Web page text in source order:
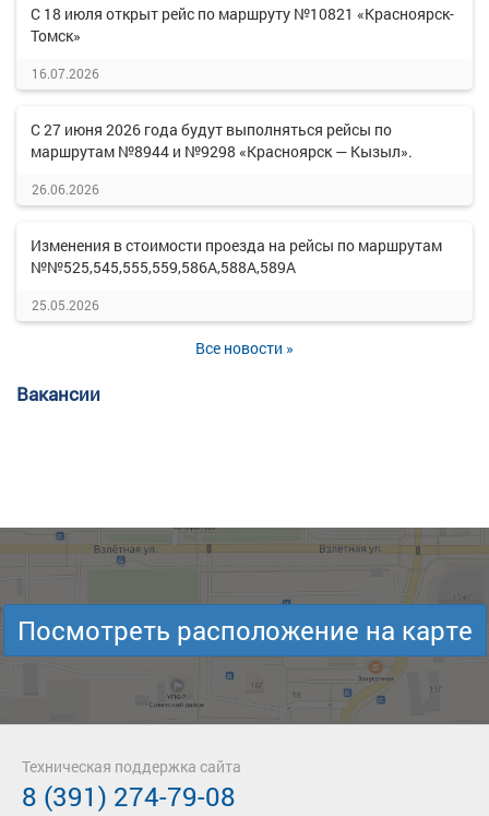
С 18 июля открыт рейс по маршруту №10821 «Красноярск-
Томск»
16.07.2026
С 27 июня 2026 года будут выполняться рейсы по
маршрутам №8944 и №9298 «Красноярск — Кызыл».
26.06.2026
Изменения в стоимости проезда на рейсы по маршрутам
№№525,545,555,559,586А,588А,589А
25.05.2026
Все новости »
Вакансии
Посмотреть расположение на карте
Техническая поддержка сайта
8 (391) 274-79-08